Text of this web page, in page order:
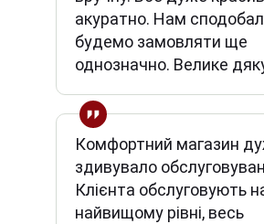
акуратно. Нам
будемо замовляти ще
однозначно. Велике
Комфортний магазин
здивувало
Клієнта обслуговують
найвищому рівні, весь